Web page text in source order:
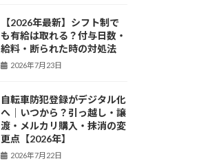
【2026年最新】シフト制で
も有給は取れる？付与日数・
給料・断られた時の対処法
2026年7月23日
自転車防犯登録がデジタル化
へ｜いつから？引っ越し・譲
渡・メルカリ購入・抹消の変
更点【2026年】
2026年7月22日